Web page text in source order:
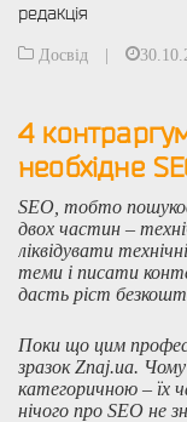
редакція
Досвід |
4
необхідне
SEO, тобто
двох частин –
ліквідувати
теми і писати
дасть ріст
Поки що цим
зразок Znaj.ua.
категоричною – їх
нічого про SEO не